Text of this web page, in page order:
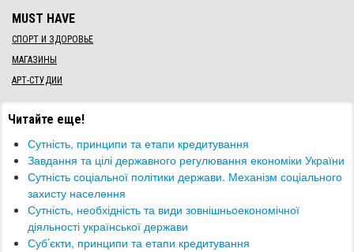
MUST HAVE
СПОРТ И ЗДОРОВЬЕ
МАГАЗИНЫ
АРТ-СТУДИИ
Читайте еще!
Сутність, принципи та етапи кредитування
Завдання та цілі державного регулювання економіки України
Сутність соціальної політики держави. Механізм соціального
захисту населення
Сутність, необхідність та види зовнішньоекономічної
діяльності української держави
Суб’єкти, принципи та етапи кредитування